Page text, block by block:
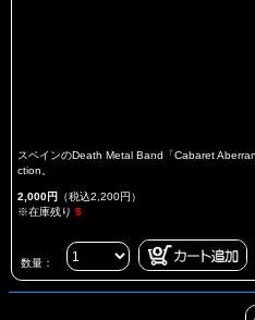
スペインのDeath Metal Band「Cabaret
ction。
2,000円 （税込2,200円）
※在庫残り 5
数量：